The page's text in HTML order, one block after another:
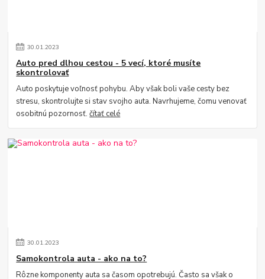
30.01.2023
Auto pred dlhou cestou - 5 vecí, ktoré musíte
skontrolovať
Auto poskytuje voľnosť pohybu. Aby však boli vaše cesty bez
stresu, skontrolujte si stav svojho auta. Navrhujeme, čomu venovať
osobitnú pozornosť.čítať celé
30.01.2023
Samokontrola auta - ako na to?
Rôzne komponenty auta sa časom opotrebujú. Často sa však o